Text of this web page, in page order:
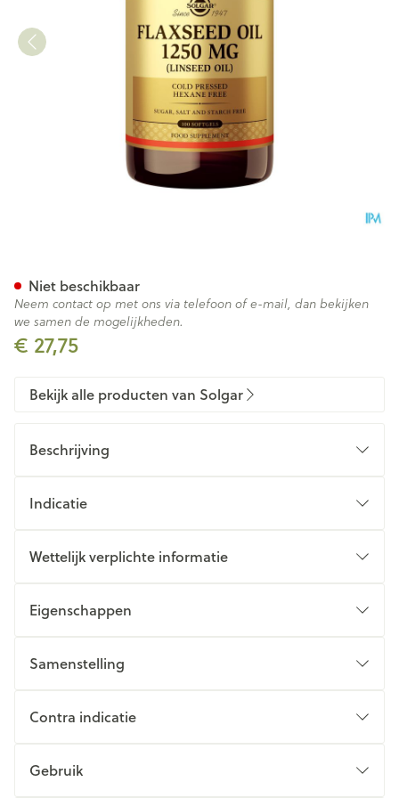
€ 27,75
Niet beschikbaar
Neem contact op met ons via telefoon of e-mail, dan bekijken
we samen de mogelijkheden.
Bekijk alle producten van Solgar
Beschrijving
Indicatie
Wettelijk verplichte informatie
Eigenschappen
Samenstelling
Contra indicatie
Gebruik